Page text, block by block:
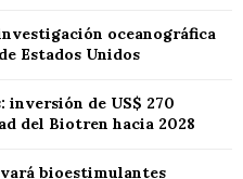
oceanográfica
Estados Unidos
inversión de US$ 270
del Biotren hacia 2028
bioestimulantes